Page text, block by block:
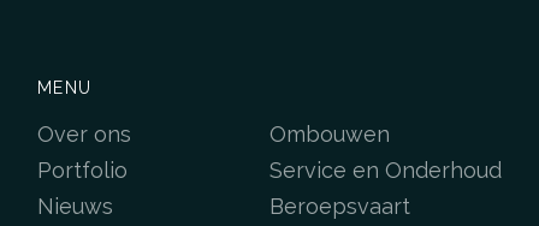
MENU
Over ons
Portfolio
Nieuws
Ombouwen
Service en Onderhoud
Beroepsvaart